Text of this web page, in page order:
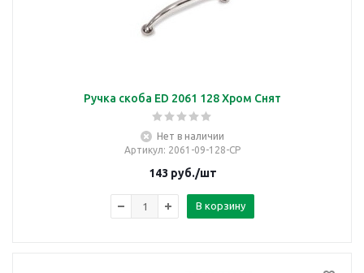
Ручка скоба ED 2061 128 Хром Снят
Нет в наличии
Артикул: 2061-09-128-CP
143 руб./шт
В корзину